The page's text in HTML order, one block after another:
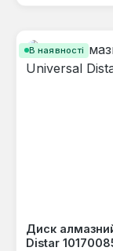
В наявності
Диск
Distar